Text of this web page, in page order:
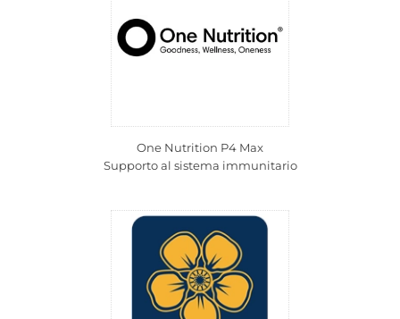
One Nutrition P4 Max
Supporto al sistema immunitario